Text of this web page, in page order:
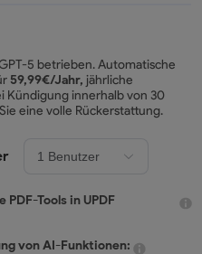
5 betrieben. Automatische
59,99€/Jahr, jährliche
Kündigung innerhalb von 30
eine volle Rückerstattung.
Tools in UPDF
von AI-Funktionen: